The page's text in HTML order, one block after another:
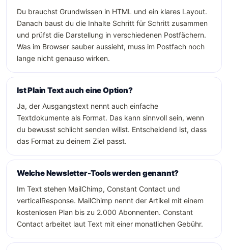
Du brauchst Grundwissen in HTML und ein klares Layout.
Danach baust du die Inhalte Schritt für Schritt zusammen
und prüfst die Darstellung in verschiedenen Postfächern.
Was im Browser sauber aussieht, muss im Postfach noch
lange nicht genauso wirken.
Ist Plain Text auch eine Option?
Ja, der Ausgangstext nennt auch einfache
Textdokumente als Format. Das kann sinnvoll sein, wenn
du bewusst schlicht senden willst. Entscheidend ist, dass
das Format zu deinem Ziel passt.
Welche Newsletter-Tools werden genannt?
Im Text stehen MailChimp, Constant Contact und
verticalResponse. MailChimp nennt der Artikel mit einem
kostenlosen Plan bis zu 2.000 Abonnenten. Constant
Contact arbeitet laut Text mit einer monatlichen Gebühr.